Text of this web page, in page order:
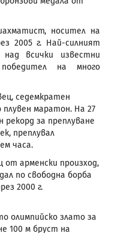
носител на
2005 г. Най-силният
всички известни
на много
седемкратен
маратон. На 27
рекорд за преплуване
преплувал
часа.
от арменски произход,
по свободна борба
2000 г.
олимпийско злато за
100 м бруст на